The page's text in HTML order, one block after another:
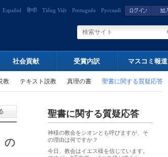
Español हिन्दी Tiếng Việt Português Русский
社会貢献 受賞内訳 マスコミ報道
教 テキスト説教 真理の書 聖書に関する質疑応答
の